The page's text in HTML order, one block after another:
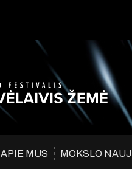
APIE MUS MOKSLO